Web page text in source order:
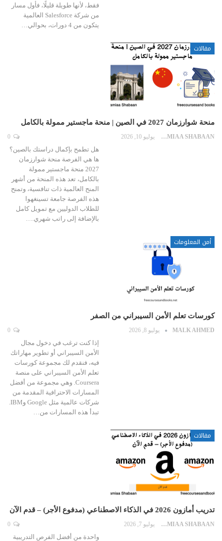
فقط، لأنها طويلة قليلًا، فأول مسار
من شركة Salesforce العالمية
يتكون من 4 دورات، بحوالي…
مقالات
منحة شوارزمان 2027 في الصين | منحة ماجستير ممولة بالكامل
LAMIAA SHABAAN يوليو 10, 2026
هل تطمح بإكمال دراستك بالصين؟
ها هي الفرصة منحة شوارزمان
2027 منحة ماجستير ممولة
بالكامل، تعد هذه المنحة من أشهر
المنح العالمية ذات تنافسية، وتمنح
هذه الفرصة جامعة تسينغهوا
للطلاب الدوليين مع تمويل كامل
بالإضافة إلى راتب شهري.…
أمن المعلومات
كورسات تعلم الأمن السيبراني من الصفر
MALK AHMED يوليو 8, 2026
إذا كنت ترغب في دخول مجال
الأمن السيبراني أو تطوير مهاراتك
فيه، فنقدم لك مجموعة كورسات
تعلم الأمن السيبراني على منصة
Coursera. وهي مجموعة من أفضل
المسارات الاحترافية المقدمة من
شركات عالمية مثل Google وIBM.
تبدأ هذه المسارات من…
مقالات
تدريب أمازون 2026 في الذكاء الاصطناعي (مدفوع الأجر) – قدم الآن
LAMIAA SHABAAN يوليو 7, 2026
واحدة من أفضل الفرص التدريبية